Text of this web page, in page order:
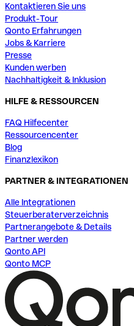
Kontaktieren Sie uns
Produkt-Tour
Qonto Erfahrungen
Jobs & Karriere
Presse
Kunden werben
Nachhaltigkeit & Inklusion
HILFE & RESSOURCEN
FAQ Hilfecenter
Ressourcencenter
Blog
Finanzlexikon
PARTNER & INTEGRATIONEN
Alle Integrationen
Steuerberaterverzeichnis
Partnerangebote & Details
Partner werden
Qonto API
Qonto MCP